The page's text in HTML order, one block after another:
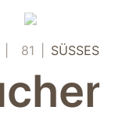
81 SÜSSES